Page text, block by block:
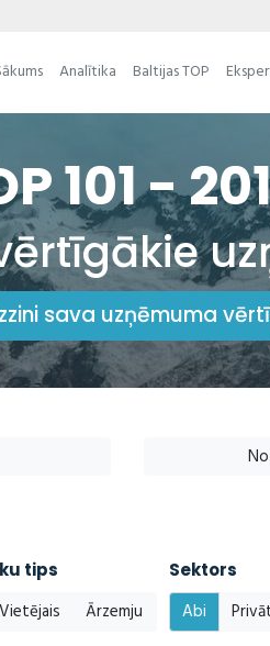
Analītika Baltijas TOP
101 -
sava uzņēmuma
tips
Vietējais Ārzemju
Sektors
Abi